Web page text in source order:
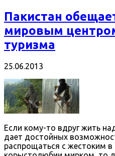
Пакистан
мировым
туризма
25.06.2013
Если кому-то вдруг жить
дает достойных
распрощаться с жестоким